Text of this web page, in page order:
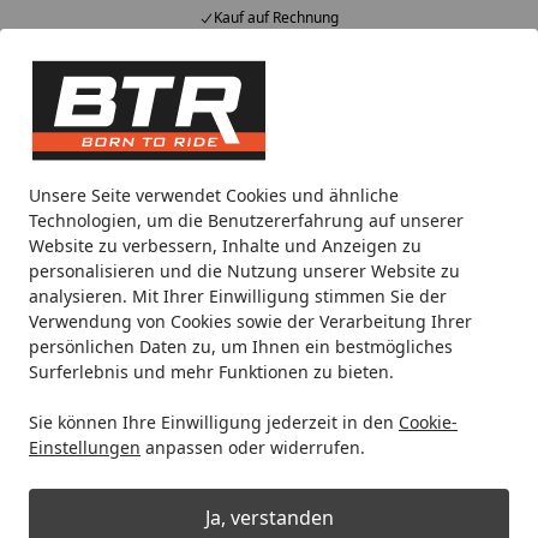
Unsere Seite verwendet Cookies und ähnliche
Technologien, um die Benutzererfahrung auf unserer
Website zu verbessern, Inhalte und Anzeigen zu
personalisieren und die Nutzung unserer Website zu
analysieren. Mit Ihrer Einwilligung stimmen Sie der
Verwendung von Cookies sowie der Verarbeitung Ihrer
persönlichen Daten zu, um Ihnen ein bestmögliches
Surferlebnis und mehr Funktionen zu bieten.
Sie können Ihre Einwilligung jederzeit in den Cookie-
Einstellungen anpassen oder widerrufen.
Ja, verstanden
Kauf auf Rechnung
Alle Produkte
Mein Konto
Suchen
Noch 2 Tage und 23 Stunden
Spare bis zu 35% auf EVOLIFT® Zentralständer
von BTR!
Startseite
Bike Lift Montageständer Motorradheber
Bike Lift Motorradheber
Ihre Artikelübersicht
Kategorien